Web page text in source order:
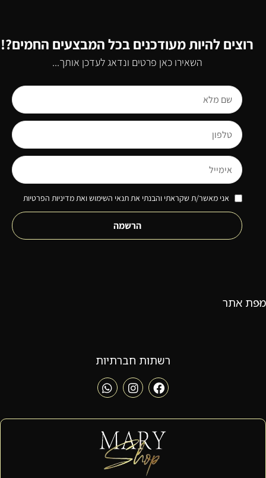
רוצים להיות מעודכנים בכל המבצעים החמים?!
השאירו כאן פרטים ונדאג לעדכן אותך...
אני מאשר/ת שקראתי והבנתי את תנאי השימוש ואת מדיניות הפרטיות
הרשמה
מפת אתר
רשתות חברתיות